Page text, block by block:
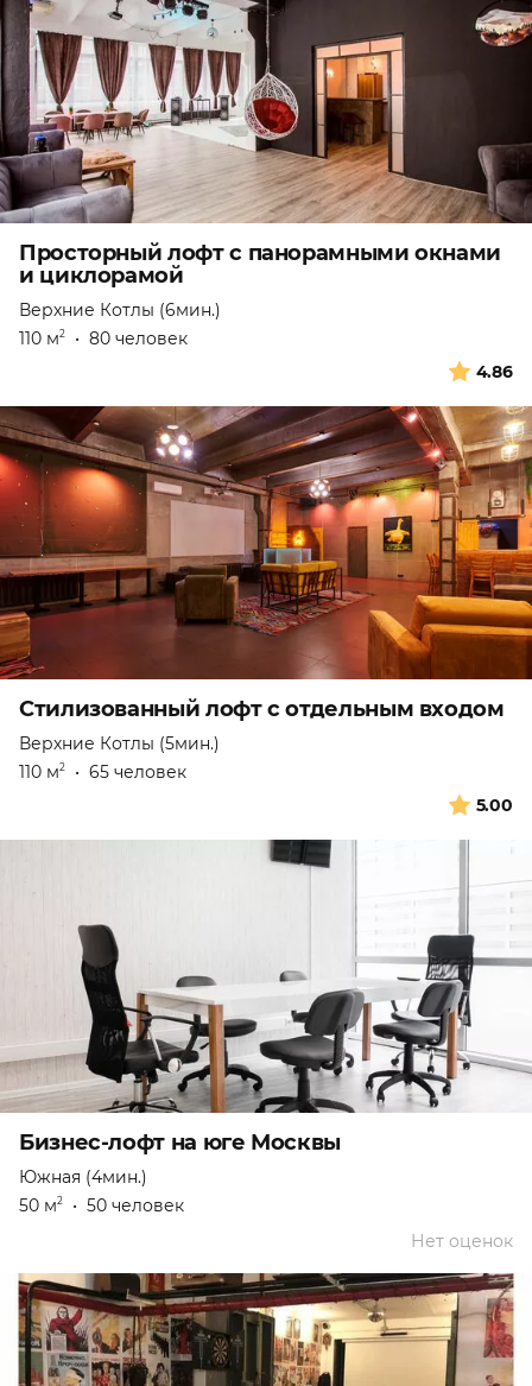
Просторный лофт с панорамными окнами
и циклорамой
Верхние Котлы (6мин.)
110 м2 • 80 человек
4.86
Стилизованный лофт с отдельным входом
Верхние Котлы (5мин.)
110 м2 • 65 человек
5.00
Бизнес-лофт на юге Москвы
Южная (4мин.)
50 м2 • 50 человек
Нет оценок